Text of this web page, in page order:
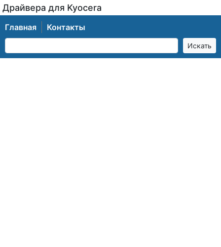
Драйвера для Kyocera
Главная Контакты